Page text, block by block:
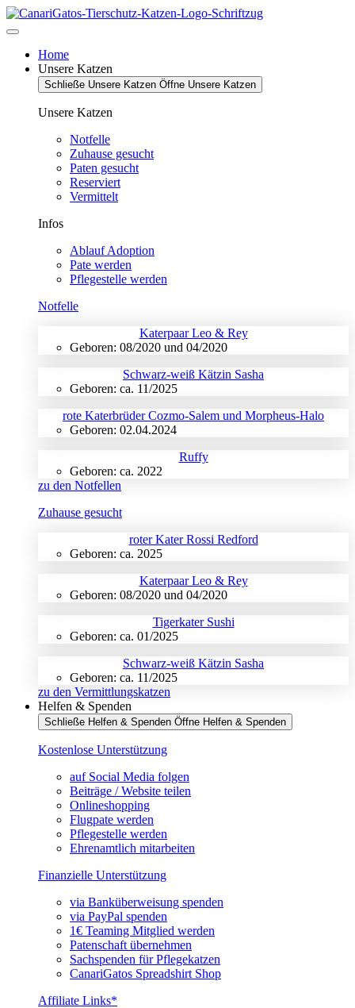
Zum
Inhalt
Home
Unsere Katzen
Schließe Unsere Katzen Öffne Unsere Katzen
Unsere Katzen
Notfelle
Zuhause gesucht
Paten gesucht
Reserviert
Vermittelt
Infos
Ablauf Adoption
Pate werden
Pflegestelle werden
Notfelle
Katerpaar Leo & Rey
Geboren: 08/2020 und 04/2020
Schwarz-weiß Kätzin Sasha
Geboren: ca. 11/2025
rote Katerbrüder Cozmo-Salem und Morpheus-Halo
Geboren: 02.04.2024
Ruffy
Geboren: ca. 2022
zu den Notfellen
Zuhause gesucht
roter Kater Rossi Redford
Geboren: ca. 2025
Katerpaar Leo & Rey
Geboren: 08/2020 und 04/2020
Tigerkater Sushi
Geboren: ca. 01/2025
Schwarz-weiß Kätzin Sasha
Geboren: ca. 11/2025
zu den Vermittlungskatzen
Helfen & Spenden
Schließe Helfen & Spenden Öffne Helfen & Spenden
Kostenlose Unterstützung
auf Social Media folgen
Beiträge / Website teilen
Onlineshopping
Flugpate werden
Pflegestelle werden
Ehrenamtlich mitarbeiten
Finanzielle Unterstützung
via Banküberweisung spenden
via PayPal spenden
1€ Teaming Mitglied werden
Patenschaft übernehmen
Sachspenden für Pflegekatzen
CanariGatos Spreadshirt Shop
Affiliate Links*